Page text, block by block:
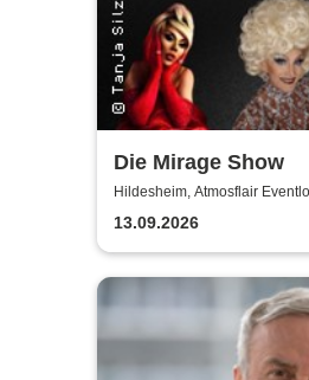
Die Mirage Show
Hildesheim, Atmosflair
13.09.2026